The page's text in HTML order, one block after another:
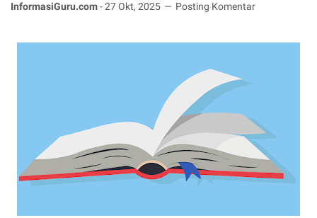
InformasiGuru.com-27 Okt, 2025 Posting Komentar